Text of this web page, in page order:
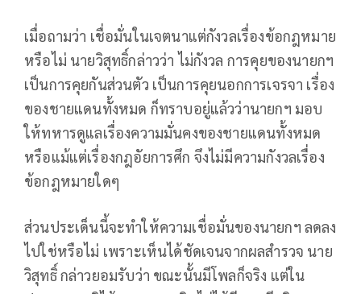
เมื่อถามว่า เชื่อมั่นในเจตนาแต่กังวลเรื่องข้อกฎหมาย
หรือไม่ นายวิสุทธิ์กล่าวว่า ไม่กังวล การคุยของนายกฯ
เป็นการคุยกันส่วนตัว เป็นการคุยนอกการเจรจา เรื่อง
ของชายแดนทั้งหมด ก็ทราบอยู่แล้วว่านายกฯ มอบ
ให้ทหารดูแลเรื่องความมั่นคงของชายแดนทั้งหมด
หรือแม้แต่เรื่องกฎอัยการศึก จึงไม่มีความกังวลเรื่อง
ข้อกฎหมายใดๆ
ส่วนประเด็นนี้จะทำให้ความเชื่อมั่นของนายกฯ ลดลง
ไปใช่หรือไม่ เพราะเห็นได้ชัดเจนจากผลสำรวจ นาย
วิสุทธิ์ กล่าวยอมรับว่า ขณะนั้นมีโพลก็จริง แต่ใน